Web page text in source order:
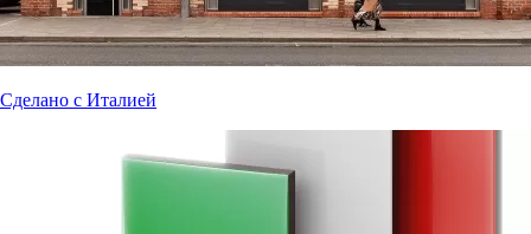
Сделано с Италией